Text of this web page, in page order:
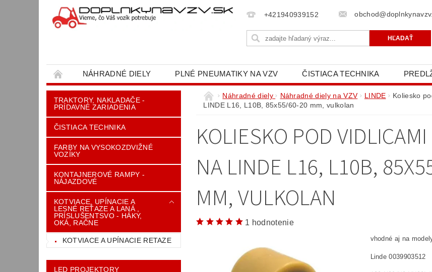
+421940939152
NÁHRADNÉ DIELY PLNÉ PNEUMATIKY NA VZV ČISTIACA TECHNIKA
OBCHODNÉ PODMIENKY KONTAKT NAPÍŠTE NÁM OCHRANA OSOBNÝCH
TRAKTORY, NAKLADAČE -
PRÍDAVNÉ ZARIADENIA
ČISTIACA TECHNIKA
FARBY NA VYSOKOZDVIŽNÉ
VOZÍKY
KONTAJNEROVÉ RAMPY -
NÁJAZDOVÉ
KOTVIACE, UPÍNACIE A
LESNÉ REŤAZE A LANÁ ,
PRÍSLUŠENTSVO - HÁKY,
OKÁ, RAČNE
KOTVIACE A UPÍNACIE RETAZE
LED PROJEKTORY
Náhradné diely Náhradné diely na VZV LINDE
Koliesko
LINDE L16, L10B, 85x55/60-20 mm, vulkolan
KOLIESKO POD
NA LINDE L16, L10B,
MM, VULKOLAN
1 hodnotenie
vhodné aj na
Linde 0039903512